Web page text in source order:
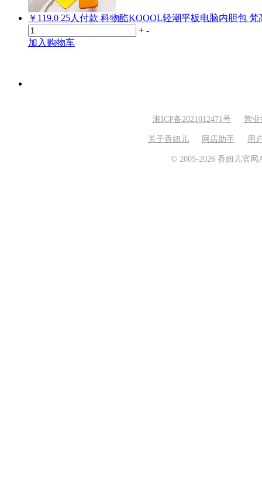
￥119.0 25人付款 科物酷KOOOL轻潮平板电脑内胆包
+ -
加入购物车
湘ICP备2021012471号 营业
关于香妞儿 网店助手 用
© 2005-2026 香妞儿官